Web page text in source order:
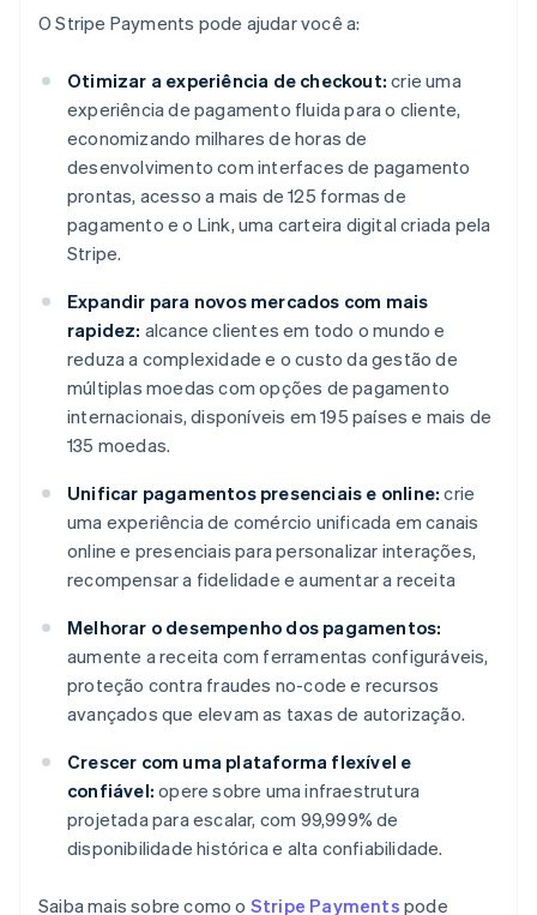
O Stripe Payments pode ajudar você a:
Otimizar a experiência de checkout: crie uma
experiência de pagamento fluida para o cliente,
economizando milhares de horas de
desenvolvimento com interfaces de pagamento
prontas, acesso a mais de 125 formas de
pagamento e o Link, uma carteira digital criada pela
Stripe.
Expandir para novos mercados com mais
rapidez: alcance clientes em todo o mundo e
reduza a complexidade e o custo da gestão de
múltiplas moedas com opções de pagamento
internacionais, disponíveis em 195 países e mais de
135 moedas.
Unificar pagamentos presenciais e online: crie
uma experiência de comércio unificada em canais
online e presenciais para personalizar interações,
recompensar a fidelidade e aumentar a receita
Melhorar o desempenho dos pagamentos:
aumente a receita com ferramentas configuráveis,
proteção contra fraudes no-code e recursos
avançados que elevam as taxas de autorização.
Crescer com uma plataforma flexível e
confiável: opere sobre uma infraestrutura
projetada para escalar, com 99,999% de
disponibilidade histórica e alta confiabilidade.
Saiba mais sobre como o Stripe Payments pode